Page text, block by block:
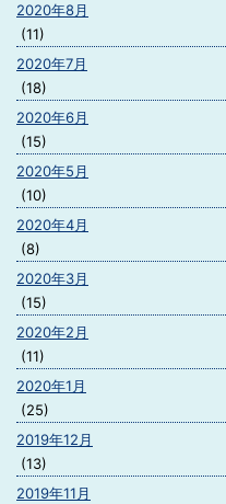
2020年8月
(11)
2020年7月
(18)
2020年6月
(15)
2020年5月
(10)
2020年4月
(8)
2020年3月
(15)
2020年2月
(11)
2020年1月
(25)
2019年12月
(13)
2019年11月